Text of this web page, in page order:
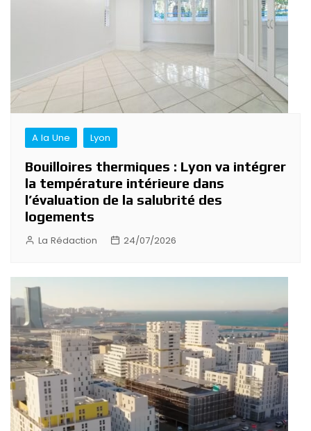
A la Une Lyon
Bouilloires thermiques : Lyon va intégrer
la température intérieure dans
l’évaluation de la salubrité des
logements
La Rédaction 24/07/2026